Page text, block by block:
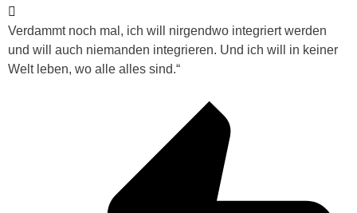
Verdammt noch mal, ich will nirgendwo integriert werden
und will auch niemanden integrieren. Und ich will in keiner
Welt leben, wo alle alles sind.“